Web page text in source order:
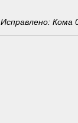
Исправлено: Кома